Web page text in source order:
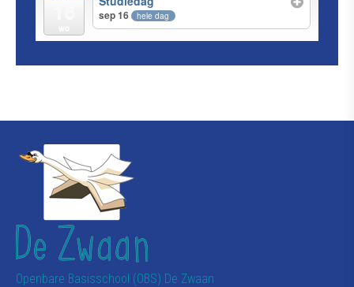
sep 16 hele dag
Openbare Basisschool (OBS) De Zwaan